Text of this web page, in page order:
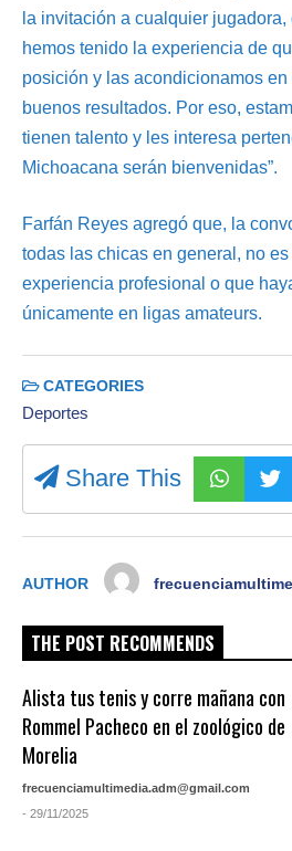
la invitación a cualquier
hemos tenido la experiencia de
posición y las acondicionamos
buenos resultados. Por eso,
tienen talento y les interesa
Michoacana serán bienvenidas”.
Farfán Reyes agregó que, la
todas las chicas en general, no
experiencia profesional o que
únicamente en ligas amateurs.
CATEGORIES
Deportes
Share This
AUTHOR
THE POST RECOMMENDS
Alista tus tenis y corre mañana con
Rommel Pacheco en el zoológico de
Morelia
frecuenciamultimedia.adm@gmail.com
- 29/11/2025